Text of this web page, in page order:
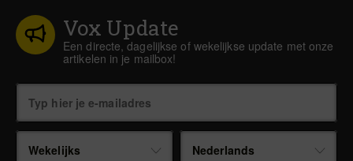
Vox Update
Een directe, dagelijkse of wekelijkse update met onze
artikelen in je mailbox!
Wekelijks Nederlands